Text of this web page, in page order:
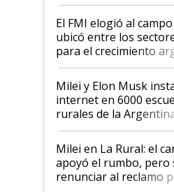
de Milei
El FMI elogió al
ubicó entre los
para el crecimiento
Milei y Elon Musk
internet en 6000
rurales de la Argentina
a un acuerdo con
Milei en La Rural: el
apoyó el rumbo, pero
renunciar al reclamo